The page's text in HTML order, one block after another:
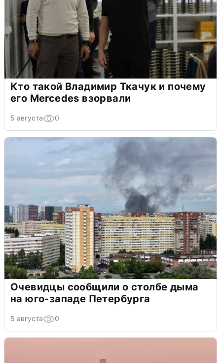
Кто такой Владимир Ткачук и почему
его Mercedes взорвали
5 августа 0
Очевидцы сообщили о столбе дыма
на юго-западе Петербурга
5 августа 0